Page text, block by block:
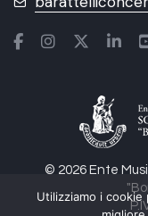
© 2026 Ente
Utilizziamo i